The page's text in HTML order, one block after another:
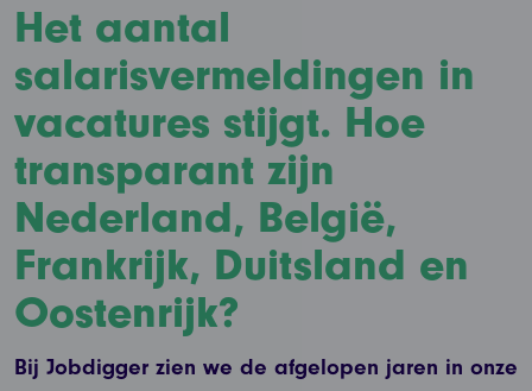
Het aantal
salarisvermeldingen in
vacatures stijgt. Hoe
transparant zijn
Nederland, België,
Frankrijk, Duitsland en
Oostenrijk?
Bij Jobdigger zien we de afgelopen jaren in onze